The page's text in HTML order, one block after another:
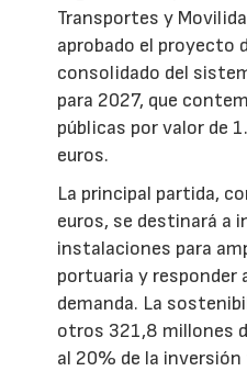
Transportes y
aprobado el proyecto
consolidado del
para 2027, que
públicas por valor de
euros.
La principal partida,
euros, se destinará a
instalaciones para
portuaria y responder
demanda. La
otros 321,8 millones
al 20% de la